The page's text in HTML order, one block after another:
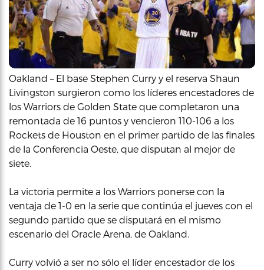
Oakland – El base Stephen Curry y el reserva Shaun
Livingston surgieron como los líderes encestadores de
los Warriors de Golden State que completaron una
remontada de 16 puntos y vencieron 110-106 a los
Rockets de Houston en el primer partido de las finales
de la Conferencia Oeste, que disputan al mejor de
siete.
La victoria permite a los Warriors ponerse con la
ventaja de 1-0 en la serie que continúa el jueves con el
segundo partido que se disputará en el mismo
escenario del Oracle Arena, de Oakland.
Curry volvió a ser no sólo el líder encestador de los